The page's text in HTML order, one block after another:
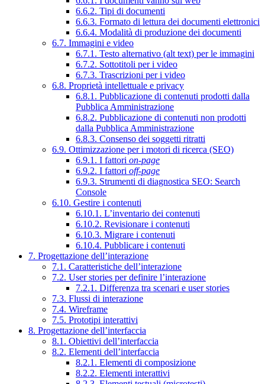
6.6.2. Tipi di documenti
6.6.3. Formato di lettura dei documenti elettronici
6.6.4. Modalità di produzione dei documenti
6.7. Immagini e video
6.7.1. Testo alternativo (alt text) per le immagini
6.7.2. Sottotitoli per i video
6.7.3. Trascrizioni per i video
6.8. Proprietà intellettuale e privacy
6.8.1. Pubblicazione di contenuti prodotti dalla
Pubblica Amministrazione
6.8.2. Pubblicazione di contenuti non prodotti
dalla Pubblica Amministrazione
6.8.3. Consenso dei soggetti ritratti
6.9. Ottimizzazione per i motori di ricerca (SEO)
6.9.1. I fattori on-page
6.9.2. I fattori off-page
6.9.3. Strumenti di diagnostica SEO: Search
Console
6.10. Gestire i contenuti
6.10.1. L’inventario dei contenuti
6.10.2. Revisionare i contenuti
6.10.3. Migrare i contenuti
6.10.4. Pubblicare i contenuti
7. Progettazione dell’interazione
7.1. Caratteristiche dell’interazione
7.2. User stories per definire l’interazione
7.2.1. Differenza tra scenari e user stories
7.3. Flussi di interazione
7.4. Wireframe
7.5. Prototipi interattivi
8. Progettazione dell’interfaccia
8.1. Obiettivi dell’interfaccia
8.2. Elementi dell’interfaccia
8.2.1. Elementi di composizione
8.2.2. Elementi interattivi